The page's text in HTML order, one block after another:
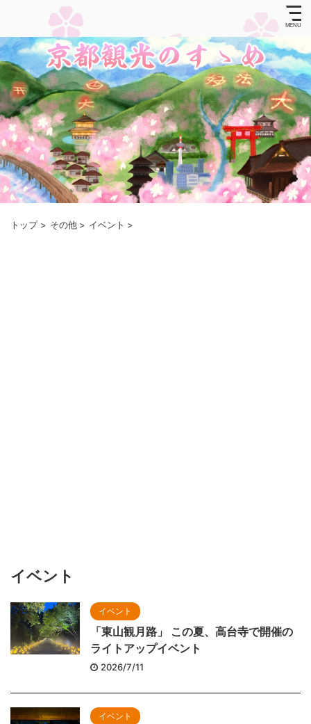
トップ> その他 > イベント >
イベント
イベント
「東山観月路」 この夏、高台寺で開催の
ライトアップイベント
2026/7/11
イベント